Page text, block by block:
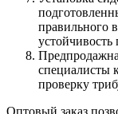
правильного
устойчивость
специалисты
проверку
Оптовый заказ